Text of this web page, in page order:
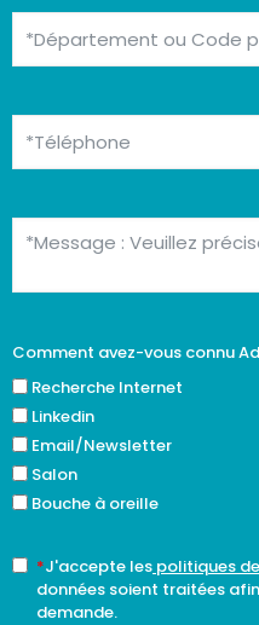
Comment avez-vous connu
Recherche Internet
Linkedin
Email/Newsletter
Salon
Bouche à oreille
*J'accepte les politiques
données soient traitées
demande.